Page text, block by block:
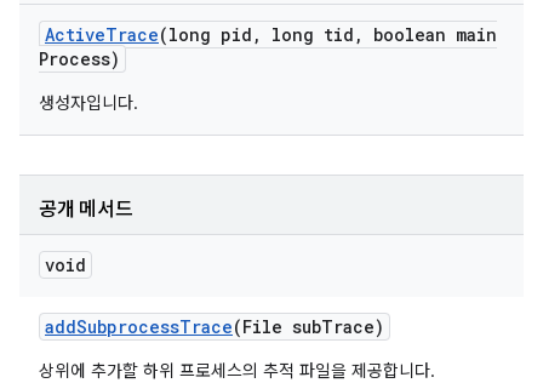
ActiveTrace(long pid , long tid ,
boolean main
Process)
생성자입니다.
공개 메서드
void
addSubprocessTrace(File subTrace)
상위에 추가할 하위 프로세스의 추적 파일을 제공합니다.